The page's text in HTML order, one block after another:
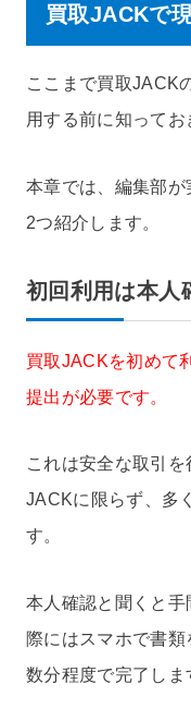
買取JACKで
ここまで買取JACK
用する前に知ってお
本章では、編集部
2つ紹介します。
初回利用は本人
買取JACKを初めて
提出が必要です。
これは安全な取引
JACKに限らず、多
す。
本人確認と聞くと
際にはスマホで書類
数分程度で完了しま